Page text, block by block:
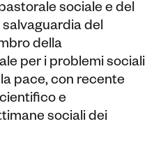
sociale e del
del
della
per i problemi sociali
pace, con recente
e
sociali dei